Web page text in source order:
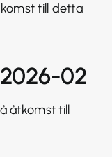
till detta
02
åtkomst till